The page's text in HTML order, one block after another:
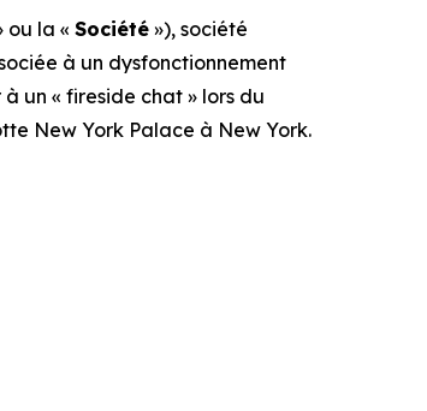
ou la « Société »), société
à un dysfonctionnement
un « fireside chat » lors du
New York Palace à New York.